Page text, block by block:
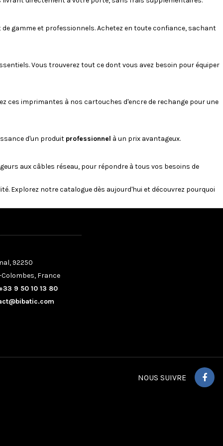
gamme et professionnels. Achetez en toute confiance, sachant
Vous trouverez tout ce dont vous avez besoin pour équiper
ces imprimantes à nos cartouches d'encre de rechange pour une
d'un produit professionnel à un prix avantageux.
auxcâbles réseau, pour répondre à tous vos besoins de
Explorez notre catalogue dès aujourd'hui et découvrez pourquoi
92250
Colombes, France
9 50 10 13 80
NOUS SUIVRE